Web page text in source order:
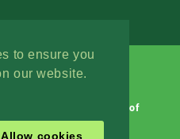
to ensure you
our website.
Allow cookies
Terms of